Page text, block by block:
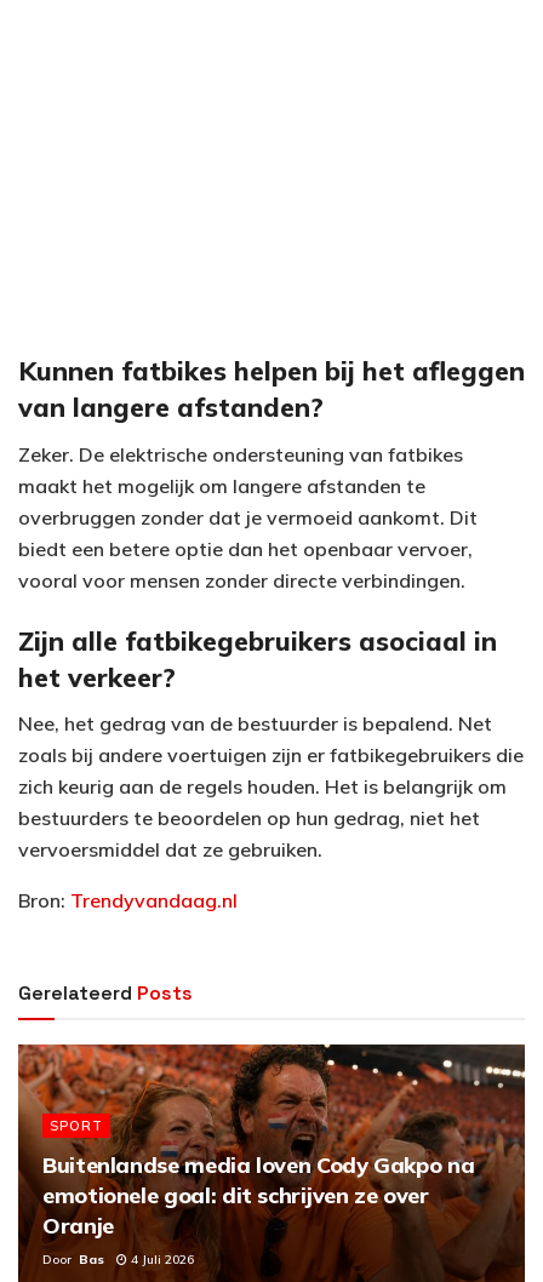
Kunnen fatbikes helpen bij het afleggen
van langere afstanden?
Zeker. De elektrische ondersteuning van fatbikes
maakt het mogelijk om langere afstanden te
overbruggen zonder dat je vermoeid aankomt. Dit
biedt een betere optie dan het openbaar vervoer,
vooral voor mensen zonder directe verbindingen.
Zijn alle fatbikegebruikers asociaal in
het verkeer?
Nee, het gedrag van de bestuurder is bepalend. Net
zoals bij andere voertuigen zijn er fatbikegebruikers die
zich keurig aan de regels houden. Het is belangrijk om
bestuurders te beoordelen op hun gedrag, niet het
vervoersmiddel dat ze gebruiken.
Bron: Trendyvandaag.nl
Gerelateerd Posts
SPORT
Buitenlandse media loven Cody Gakpo na
emotionele goal: dit schrijven ze over
Oranje
Door Bas 4 Juli 2026